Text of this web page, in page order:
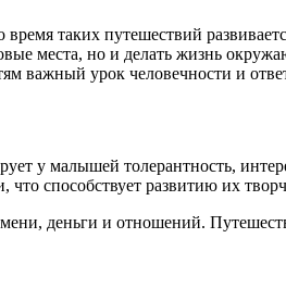
таких путешествий
места, но и делать жизнь
важный урок человечности и
у малышей толерантность,
способствует развитию их
деньги и отношений.